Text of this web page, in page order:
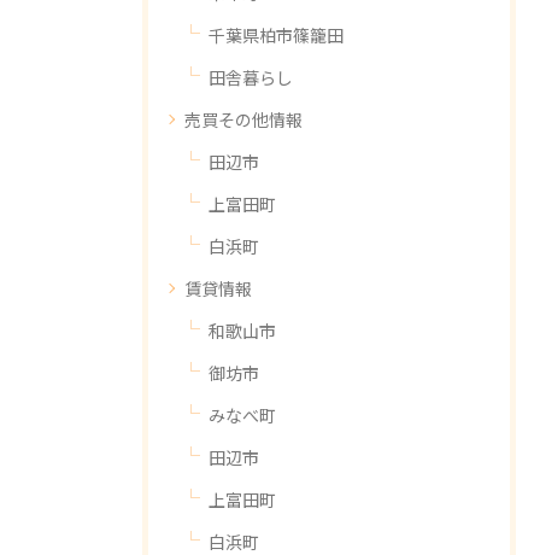
千葉県柏市篠籠田
田舎暮らし
売買その他情報
田辺市
上富田町
白浜町
賃貸情報
和歌山市
御坊市
みなべ町
田辺市
上富田町
白浜町